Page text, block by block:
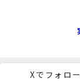
Xでフォロ